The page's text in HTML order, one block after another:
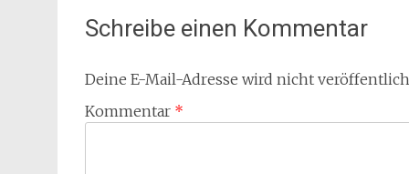
Schreibe einen Kommentar
Deine E-Mail-Adresse wird nicht
Kommentar *